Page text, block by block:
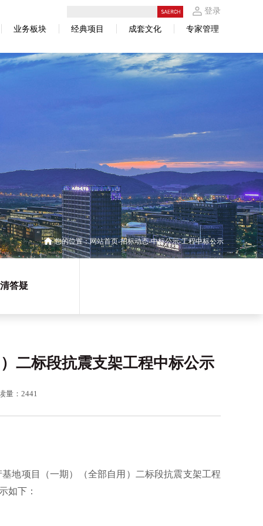
登录
业务板块 经典项目 成套文化 专家管理
您的位置：网站首页 招标动态 中标公示 工程中标公示
答疑
二标段抗震支架工程中标公示
量：2441
地项目（一期）（全部自用） 二标段抗震支架工程
如下：